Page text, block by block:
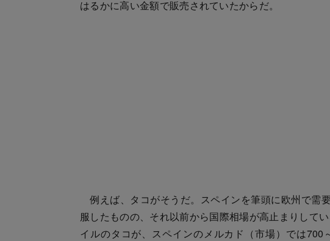
はるかに高い金額で販売されていたからだ。
例えば、タコがそうだ。スペインを筆頭に欧州で需
服したものの、それ以前から国際相場が高止まりして
イルのタコが、スペインのメルカド（市場）では